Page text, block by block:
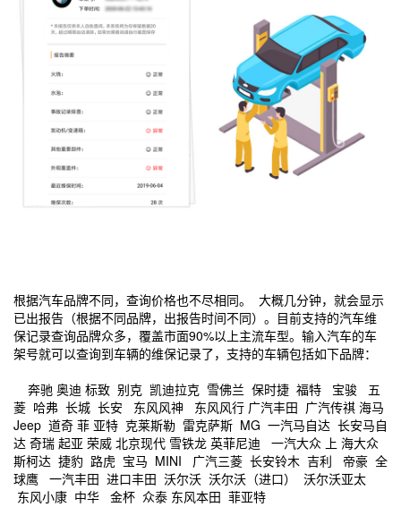
根据汽车品牌不同，查询价格也不尽相同。 大概几分钟，就会显示
已出报告（根据不同品牌，出报告时间不同）。目前支持的汽车维
保记录查询品牌众多，覆盖市面90%以上主流车型。输入汽车的车
架号就可以查询到车辆的维保记录了，支持的车辆包括如下品牌：
奔驰 奥迪 标致 别克 凯迪拉克 雪佛兰 保时捷 福特 宝骏 五
菱 哈弗 长城 长安 东风风神 东风风行 广汽丰田 广汽传祺 海马
Jeep 道奇 菲 亚特 克莱斯勒 雷克萨斯 MG 一汽马自达 长安马自
达 奇瑞 起亚 荣威 北京现代 雪铁龙 英菲尼迪 一汽大众 上 海大众
斯柯达 捷豹 路虎 宝马 MINI 广汽三菱 长安铃木 吉利 帝豪 全
球鹰 一汽丰田 进口丰田 沃尔沃 沃尔沃（进口） 沃尔沃亚太
东风小康 中华 金杯 众泰 东风本田 菲亚特